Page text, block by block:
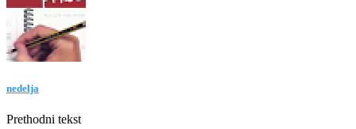
nedelja
Prethodni tekst